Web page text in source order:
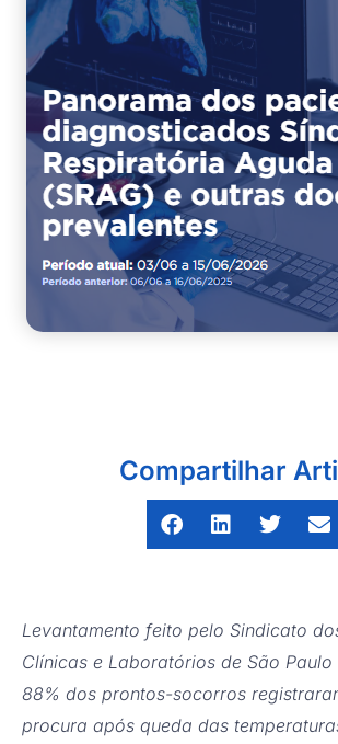
Compartilhar
Levantamento feito pelo Sindicato
Clínicas e Laboratórios de São
88% dos prontos-socorros
procura após queda das